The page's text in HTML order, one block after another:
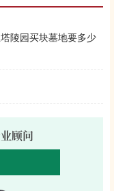
陵园买块墓地要多少
顾问